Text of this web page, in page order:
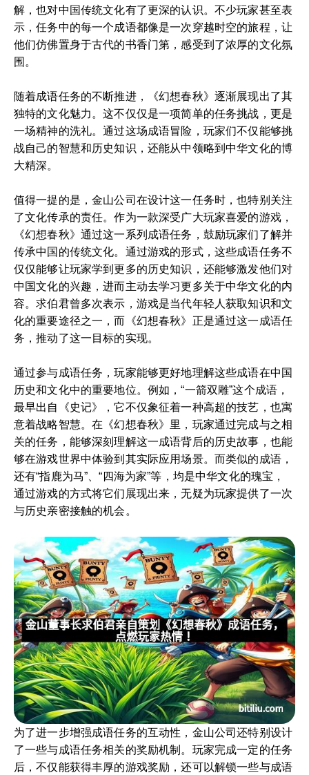
解，也对中国传统文化有了更深的认识。不少玩家甚至表
示，任务中的每一个成语都像是一次穿越时空的旅程，让
他们仿佛置身于古代的书香门第，感受到了浓厚的文化氛
围。
随着成语任务的不断推进，《幻想春秋》逐渐展现出了其
独特的文化魅力。这不仅仅是一项简单的任务挑战，更是
一场精神的洗礼。通过这场成语冒险，玩家们不仅能够挑
战自己的智慧和历史知识，还能从中领略到中华文化的博
大精深。
值得一提的是，金山公司在设计这一任务时，也特别关注
了文化传承的责任。作为一款深受广大玩家喜爱的游戏，
《幻想春秋》通过这一系列成语任务，鼓励玩家们了解并
传承中国的传统文化。通过游戏的形式，这些成语任务不
仅仅能够让玩家学到更多的历史知识，还能够激发他们对
中国文化的兴趣，进而主动去学习更多关于中华文化的内
容。求伯君曾多次表示，游戏是当代年轻人获取知识和文
化的重要途径之一，而《幻想春秋》正是通过这一成语任
务，推动了这一目标的实现。
通过参与成语任务，玩家能够更好地理解这些成语在中国
历史和文化中的重要地位。例如，“一箭双雕”这个成语，
最早出自《史记》，它不仅象征着一种高超的技艺，也寓
意着战略智慧。在《幻想春秋》里，玩家通过完成与之相
关的任务，能够深刻理解这一成语背后的历史故事，也能
够在游戏世界中体验到其实际应用场景。而类似的成语，
还有“指鹿为马”、“四海为家”等，均是中华文化的瑰宝，
通过游戏的方式将它们展现出来，无疑为玩家提供了一次
与历史亲密接触的机会。
为了进一步增强成语任务的互动性，金山公司还特别设计
了一些与成语任务相关的奖励机制。玩家完成一定的任务
后，不仅能获得丰厚的游戏奖励，还可以解锁一些与成语